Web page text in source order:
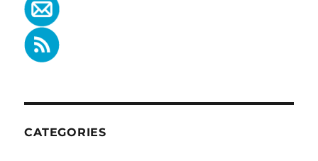
CATEGORIES